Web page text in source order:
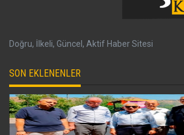
Doğru, İlkeli, Güncel, Aktif Haber Sitesi
SON EKLENENLER